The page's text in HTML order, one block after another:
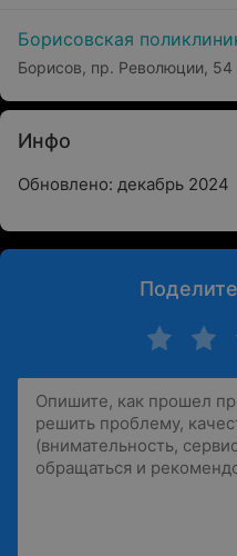
Борисовская
Борисов, пр. Революции, 54
Инфо
Обновлено: декабрь 2024